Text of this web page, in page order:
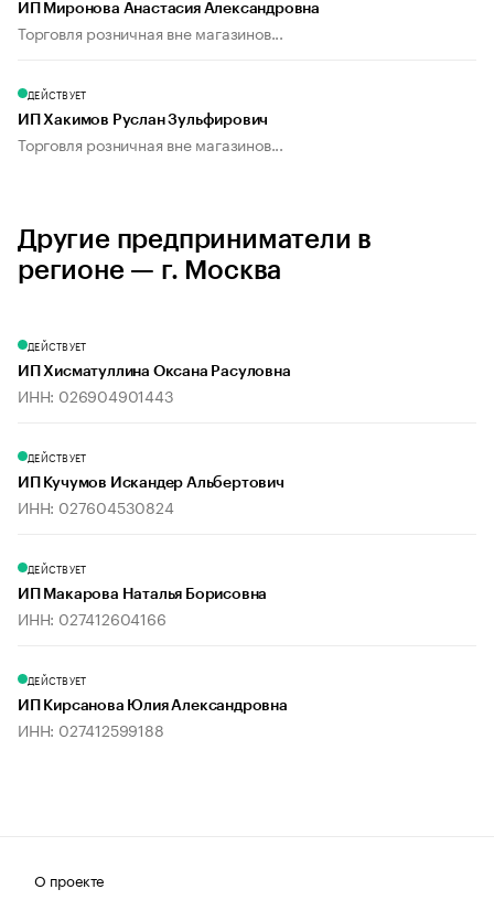
ИП Миронова Анастасия Александровна
Торговля розничная вне магазинов...
ДЕЙСТВУЕТ
ИП Хакимов Руслан Зульфирович
Торговля розничная вне магазинов...
Другие предприниматели в
регионе — г. Москва
ДЕЙСТВУЕТ
ИП Хисматуллина Оксана Расуловна
ИНН: 026904901443
ДЕЙСТВУЕТ
ИП Кучумов Искандер Альбертович
ИНН: 027604530824
ДЕЙСТВУЕТ
ИП Макарова Наталья Борисовна
ИНН: 027412604166
ДЕЙСТВУЕТ
ИП Кирсанова Юлия Александровна
ИНН: 027412599188
О проекте